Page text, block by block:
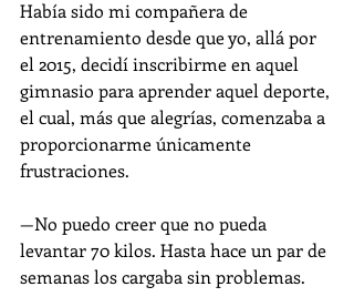
Había sido mi compañera de
entrenamiento desde que yo, allá por
el 2015, decidí inscribirme en aquel
gimnasio para aprender aquel deporte,
el cual, más que alegrías, comenzaba a
proporcionarme únicamente
frustraciones.
—No puedo creer que no pueda
levantar 70 kilos. Hasta hace un par de
semanas los cargaba sin problemas.